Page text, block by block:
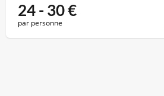
24 - 30€
par personne